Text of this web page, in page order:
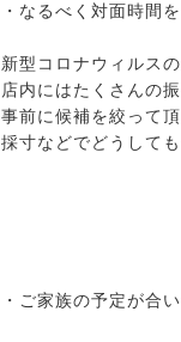
・なるべく対面時間
新型コロナウィルス
店内にはたくさんの
事前に候補を絞って
採寸などでどうして
・ご家族の予定が合